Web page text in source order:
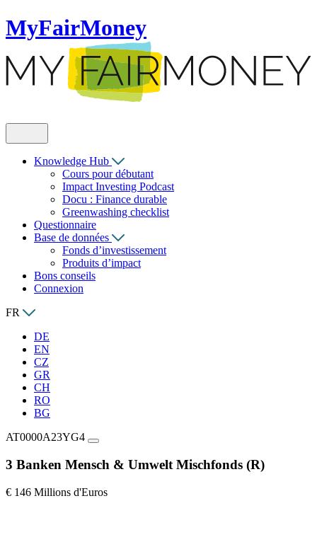
MyFairMoney
Knowledge Hub
Cours pour débutant
Impact Investing Podcast
Docu : Finance durable
Greenwashing checklist
Questionnaire
Base de données
Fonds d’investissement
Produits d’impact
Bons conseils
Connexion
FR
DE
EN
CZ
GR
CH
RO
BG
AT0000A23YG4
3 Banken Mensch & Umwelt Mischfonds (R)
€ 146 Millions d'Euros